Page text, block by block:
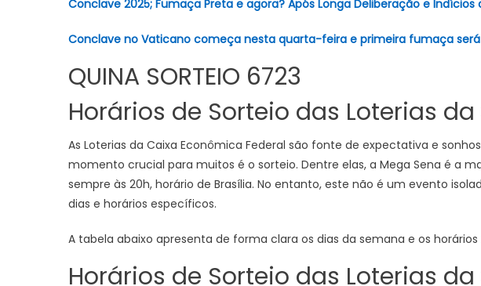
Conclave 2025; Fumaça Preta e agora? Após Longa Deliberação e
Conclave no Vaticano começa nesta quarta-feira e primeira fumaça será
QUINA SORTEIO 6723
Horários de Sorteio das Loterias
As Loterias da Caixa Econômica Federal são fonte de expectativa e
momento crucial para muitos é o sorteio. Dentre elas, a Mega Sena é a
sempre às 20h, horário de Brasília. No entanto, este não é um evento
dias e horários específicos.
A tabela abaixo apresenta de forma clara os dias da semana e os
Horários de Sorteio das Loterias